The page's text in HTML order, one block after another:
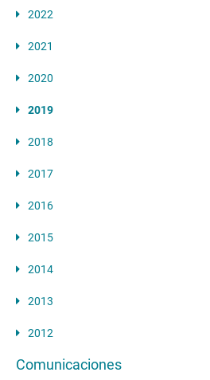
2022
2021
2020
2019
2018
2017
2016
2015
2014
2013
2012
Comunicaciones